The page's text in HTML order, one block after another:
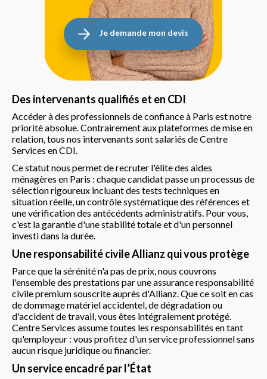
Je demande mon devis
Des intervenants qualifiés et en CDI
Accéder à des professionnels de confiance à Paris est notre
priorité absolue. Contrairement aux plateformes de mise en
relation, tous nos intervenants sont salariés de Centre
Services en CDI.
Ce statut nous permet de recruter l'élite des aides
ménagères en Paris : chaque candidat passe un processus de
sélection rigoureux incluant des tests techniques en
situation réelle, un contrôle systématique des références et
une vérification des antécédents administratifs. Pour vous,
c'est la garantie d'une stabilité totale et d'un personnel
investi dans la durée.
Une responsabilité civile Allianz qui vous protège
Parce que la sérénité n'a pas de prix, nous couvrons
l'ensemble des prestations par une assurance responsabilité
civile premium souscrite auprès d'Allianz. Que ce soit en cas
de dommage matériel accidentel, de dégradation ou
d'accident de travail, vous êtes intégralement protégé.
Centre Services assume toutes les responsabilités en tant
qu'employeur : vous profitez d'un service professionnel sans
aucun risque juridique ou financier.
Un service encadré par l’État